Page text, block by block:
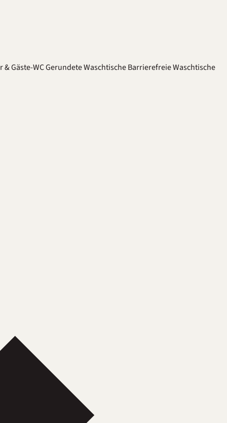
& Gäste-WCGerundete WaschtischeBarrierefreie Waschtische